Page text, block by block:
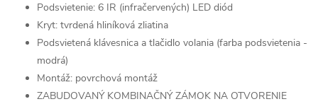
Podsvietenie: 6 IR (infračervených) LED diód
Kryt: tvrdená hliníková zliatina
Podsvietená klávesnica a tlačidlo volania (farba podsvietenia -
modrá)
Montáž: povrchová montáž
ZABUDOVANÝ KOMBINAČNÝ ZÁMOK NA OTVORENIE